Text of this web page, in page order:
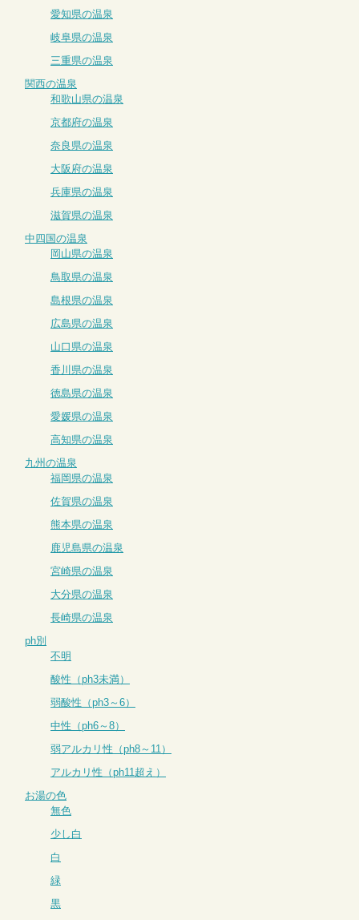
愛知県の温泉
岐阜県の温泉
三重県の温泉
関西の温泉
和歌山県の温泉
京都府の温泉
奈良県の温泉
大阪府の温泉
兵庫県の温泉
滋賀県の温泉
中四国の温泉
岡山県の温泉
鳥取県の温泉
島根県の温泉
広島県の温泉
山口県の温泉
香川県の温泉
徳島県の温泉
愛媛県の温泉
高知県の温泉
九州の温泉
福岡県の温泉
佐賀県の温泉
熊本県の温泉
鹿児島県の温泉
宮崎県の温泉
大分県の温泉
長崎県の温泉
ph別
不明
酸性（ph3未満）
弱酸性（ph3～6）
中性（ph6～8）
弱アルカリ性（ph8～11）
アルカリ性（ph11超え）
お湯の色
無色
少し白
白
緑
黒